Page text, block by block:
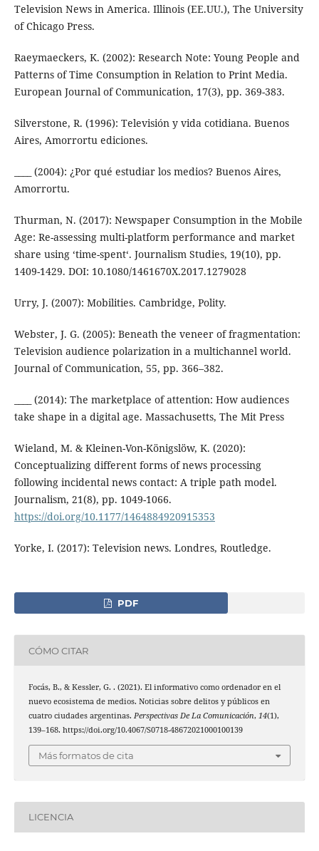
Television News in America. Illinois (EE.UU.), The University
of Chicago Press.
Raeymaeckers, K. (2002): Research Note: Young People and
Patterns of Time Consumption in Relation to Print Media.
European Journal of Communication, 17(3), pp. 369-383.
Silverstone, R. (1996): Televisión y vida cotidiana. Buenos
Aires, Amorrortu ediciones.
____ (2004): ¿Por qué estudiar los medios? Buenos Aires,
Amorrortu.
Thurman, N. (2017): Newspaper Consumption in the Mobile
Age: Re-assessing multi-platform performance and market
share using ‘time-spent‘. Journalism Studies, 19(10), pp.
1409-1429. DOI: 10.1080/1461670X.2017.1279028
Urry, J. (2007): Mobilities. Cambridge, Polity.
Webster, J. G. (2005): Beneath the veneer of fragmentation:
Television audience polarization in a multichannel world.
Journal of Communication, 55, pp. 366–382.
____ (2014): The marketplace of attention: How audiences
take shape in a digital age. Massachusetts, The Mit Press
Wieland, M. & Kleinen-Von-Königslöw, K. (2020):
Conceptualizing different forms of news processing
following incidental news contact: A triple path model.
Journalism, 21(8), pp. 1049-1066.
https://doi.org/10.1177/1464884920915353
Yorke, I. (2017): Television news. Londres, Routledge.
PDF
CÓMO CITAR
Focás, B., & Kessler, G. . (2021). El informativo como ordenador en el
nuevo ecosistema de medios. Noticias sobre delitos y públicos en
cuatro ciudades argentinas. Perspectivas De La Comunicación, 14(1),
139–168. https://doi.org/10.4067/S0718-48672021000100139
Más formatos de cita
LICENCIA